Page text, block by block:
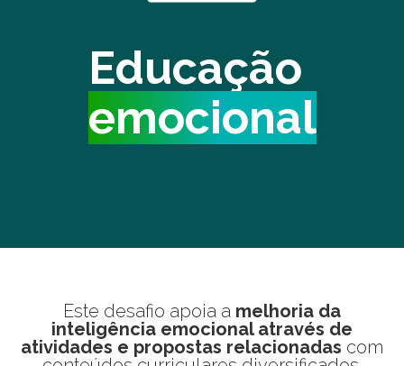
Educação
emocional
Este desafio apoia a melhoria da
inteligência emocional através de
atividades e propostas relacionadas com